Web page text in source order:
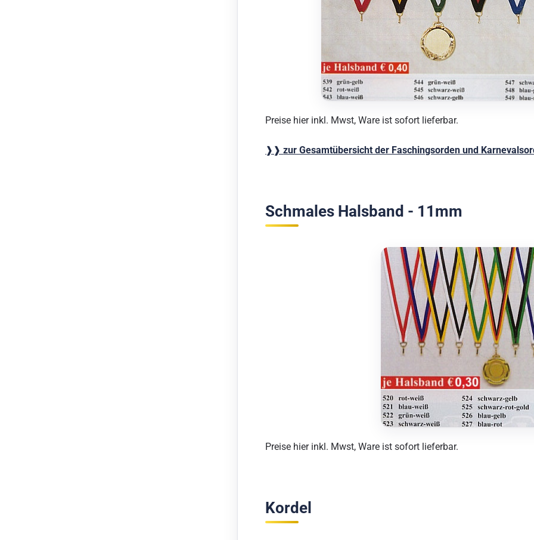
Preise hier inkl. Mwst, Ware ist sofort lieferbar.
❱❱zur Gesamtübersicht der Faschingsorden und
Schmales Halsband - 11mm
Preise hier inkl. Mwst, Ware ist sofort lieferbar.
Kordel